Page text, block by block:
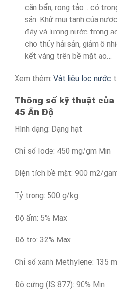
cặn bẩn, rong tảo… có
sản. Khử mùi tanh của
đáy và lượng nước trong
cho thủy hải sản, giảm ô
kết váng trên bề mặt ao…
Xem thêm: Vật liệu lọc nước
Thông số kỹ thuật của
45 Ấn Độ
Hình dạng: Dạng hạt
Chỉ số Iode: 450 mg/gm Min
Diện tích bề mặt: 900 m2/
Tỷ trọng: 500 g/kg
Độ ẩm: 5% Max
Độ tro: 32% Max
Chỉ số xanh Methylene: 135
Độ cứng (IS 877): 90% Min